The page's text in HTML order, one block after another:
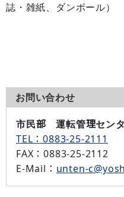
誌・雑紙、ダンボール）
お問い合わせ
市民部 運転管理セン
TEL：0883-25-2111
FAX ：0883-25-2112
E-Mail ： unten-